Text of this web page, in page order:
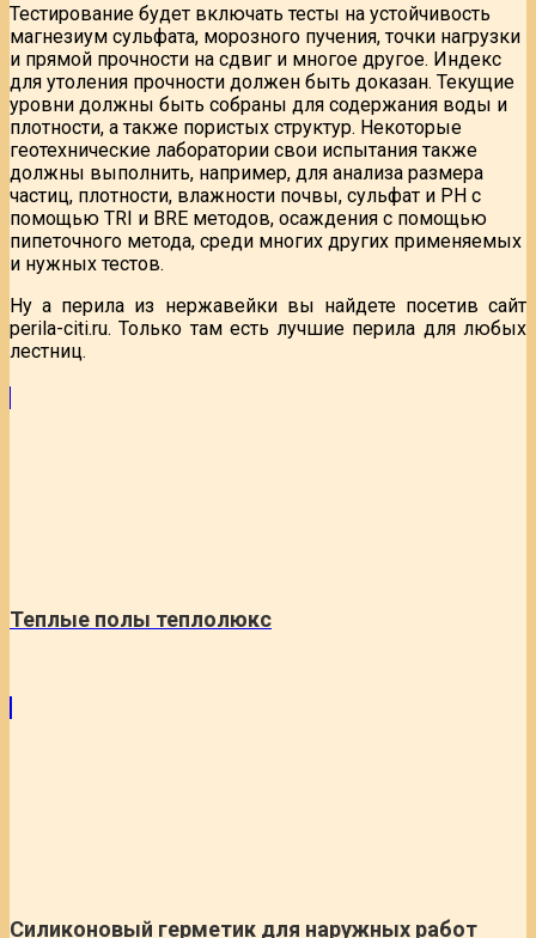
Тестирование будет включать тесты на устойчивость
магнезиум сульфата, морозного пучения, точки нагрузки
и прямой прочности на сдвиг и многое другое. Индекс
для утоления прочности должен быть доказан. Текущие
уровни должны быть собраны для содержания воды и
плотности, а также пористых структур. Некоторые
геотехнические лаборатории свои испытания также
должны выполнить, например, для анализа размера
частиц, плотности, влажности почвы, сульфат и РН с
помощью TRI и BRE методов, осаждения с помощью
пипеточного метода, среди многих других применяемых
и нужных тестов.
Ну а перила из нержавейки вы найдете посетив сайт
perila-citi.ru. Только там есть лучшие перила для любых
лестниц.
Теплые полы теплолюкс
Силиконовый герметик для наружных работ